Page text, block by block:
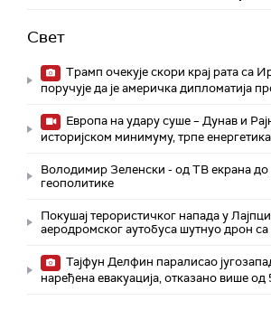
Свет
Трамп очекује скори крај рата са
поручује да је америчка дипломатија
Европа на удару суше – Дунав и
историјском минимуму, трпе
Володимир Зеленски - од ТВ екрана до
геополитике
Покушај терористичког напада у
аеродромског аутобуса шутнуо дрон
Тајфун Делфин паралисао
наређена евакуација, отказано више од